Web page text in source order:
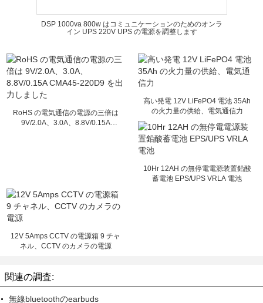
DSP 1000va 800w はコミュニケーションのためのオンラ
イン UPS 220V UPS の電源を調整します
RoHS の電気通信の電源の三倍は
9V/2.0A、3.0A、8.8V/0.15A
高い発電 12V LiFePO4 電池 35Ah
の火力量の供給、電気通信力
10Hr 12AH の無停電電源装置鉛酸
蓄電池 EPS/UPS VRLA 電池
12V 5Amps CCTV の電源箱 9 チャ
ネル、CCTV のカメラの電源
関連の調査:
無線bluetoothのearbuds